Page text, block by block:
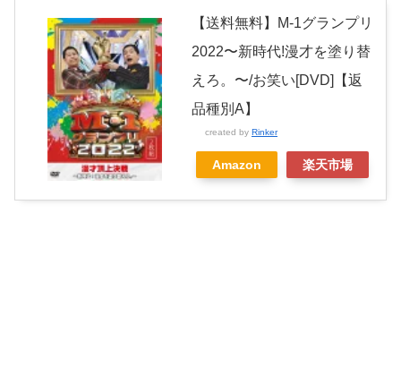
【送料無料】M-1グランプリ
2022〜新時代!漫才を塗り替
えろ。〜/お笑い[DVD]【返
品種別A】
created by Rinker
Amazon 楽天市場